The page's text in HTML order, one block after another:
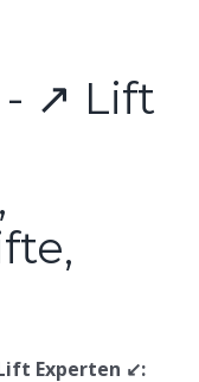
Experten ↙️: